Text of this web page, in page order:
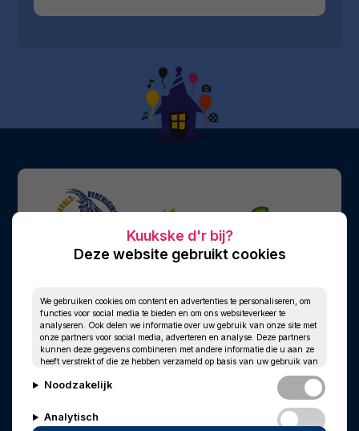
Deze website gebruikt cookies
We gebruiken cookies om content en advertenties te personaliseren, om
functies voor social media te bieden en om ons websiteverkeer te
analyseren. Ook delen we informatie over uw gebruik van onze site met
onze partners voor social media, adverteren en analyse. Deze partners
kunnen deze gegevens combineren met andere informatie die u aan ze
heeft verstrekt of die ze hebben verzameld op basis van uw gebruik van
Noodzakelijk
Analytisch